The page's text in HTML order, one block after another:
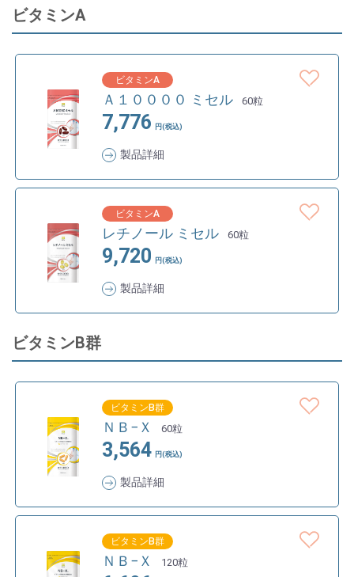
ビタミンA
ビタミンA
Ａ１００００ ミセル 60粒
7,776 円(税込)
製品詳細
ビタミンA
レチノール ミセル 60粒
9,720 円(税込)
製品詳細
ビタミンB群
ビタミンB群
ＮＢ−Ｘ 60粒
3,564 円(税込)
製品詳細
ビタミンB群
ＮＢ−Ｘ 120粒